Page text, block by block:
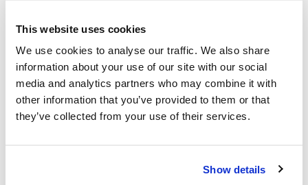
This website uses cookies
We use cookies to analyse our traffic. We also share
information about your use of our site with our social
media and analytics partners who may combine it with
other information that you’ve provided to them or that
they’ve collected from your use of their services.
Show details
printemps
vendredi 9 avril inclus
Les Camps Ecolint sont
proposés - plus de détails
sur :https://www.ecolint-
camps.ch/fr